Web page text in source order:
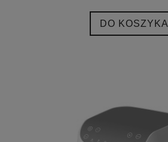
DO KOSZYKA